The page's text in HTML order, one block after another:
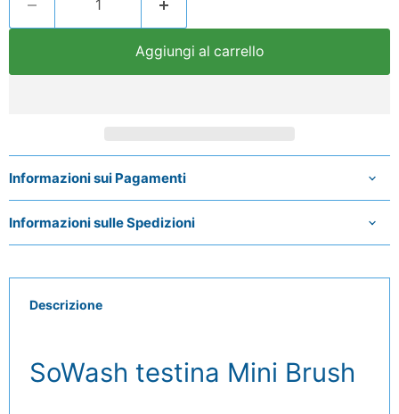
Aggiungi al carrello
Informazioni sui Pagamenti
Informazioni sulle Spedizioni
Descrizione
SoWash testina Mini Brush